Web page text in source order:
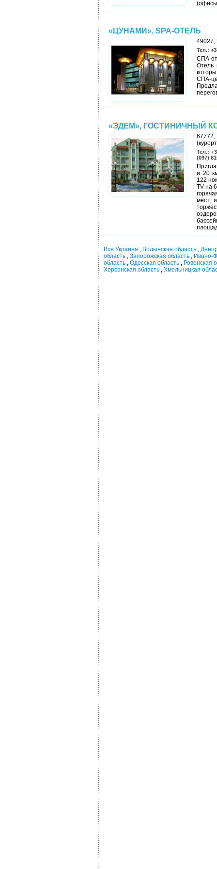
«ЦУНАМИ», SPA-ОТЕЛЬ
49027,
Тел.:
СПА-
Отель
СПА-
«ЭДЕМ», ГОСТИНИЧНЫЙ
67772,
Тел.:
(097)
и 20
122
TV на
мест,
Вся Украина , Волынская область ,
область , Запорожская область , Ивано-
область , Одесская область , Ровенская
Херсонская область , Хмельницкая